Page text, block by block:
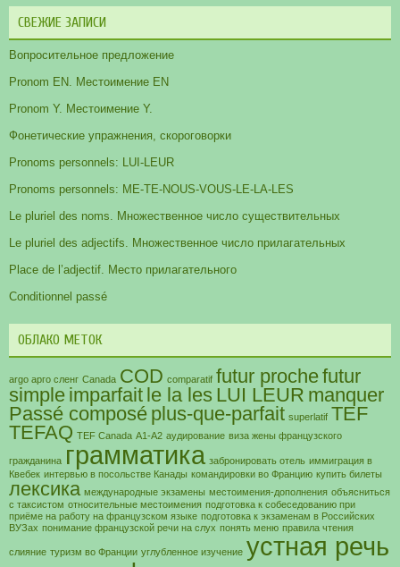
СВЕЖИЕ ЗАПИСИ
Вопросительное предложение
Pronom EN. Местоимение EN
Pronom Y. Местоимение Y.
Фонетические упражнения, скороговорки
Pronoms personnels: LUI-LEUR
Pronoms personnels: ME-TE-NOUS-VOUS-LE-LA-LES
Le pluriel des noms. Множественное число существительных
Le pluriel des adjectifs. Множественное число прилагательных
Place de l’adjectif. Место прилагательного
Conditionnel passé
ОБЛАКО МЕТОК
argo арго сленг Canada COD comparatif futur prochefutur
simple imparfait le la les LUI LEUR manquer
Passé composé plus-que-parfait superlatif TEF
TEFAQ TEF Canada А1-А2 аудирование виза жены французского
гражданина грамматика забронировать отель иммиграция в
Квебек интервью в посольстве Канады командировки во Францию купить билеты
лексика международные экзамены местоимения-дополнения объясниться
с таксистом относительные местоимения подготовка к собеседованию при
приёме на работу на французском языке подготовка к экзаменам в Российских
ВУЗах понимание французской речи на слух понять меню правила чтения
слияние туризм во Франции углубленное изучение устная речь